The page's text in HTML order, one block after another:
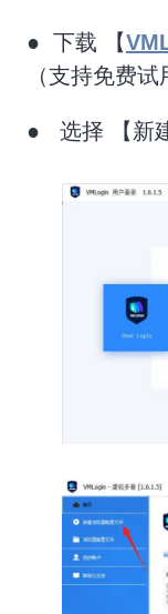
● 下载 【
（支持免费试
● 选择 【新